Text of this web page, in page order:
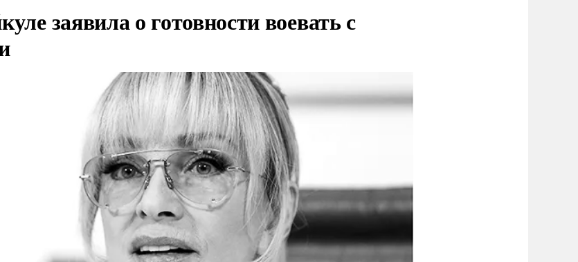
заявила о готовности воевать с